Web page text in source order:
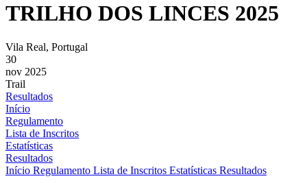
TRILHO DOS LINCES 2025
Vila Real, Portugal
30
nov 2025
Trail
Resultados
Início
Regulamento
Lista de Inscritos
Estatísticas
Resultados
Início Regulamento Lista de Inscritos Estatísticas Resultados